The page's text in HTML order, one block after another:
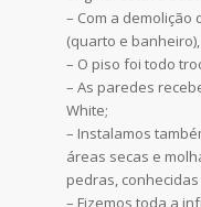
– Com a
(quarto e
– O piso foi todo
– As paredes
White;
– Instalamos
áreas secas e
pedras, conhecidas
– Fizemos toda a